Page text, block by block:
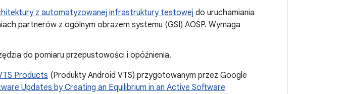
z automatyzowanej infrastruktury testowej do uruchamiania
partnerów z ogólnym obrazem systemu (GSI) AOSP. Wymaga
do pomiaru przepustowości i opóźnienia.
Products (Produkty Android VTS) przygotowanym przez Google
Updates by Creating an Equilibrium in an Active Software